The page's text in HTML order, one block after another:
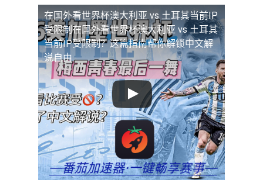
在国外看世界杯澳大利亚 vs 土耳其当前IP
受限制在国外看世界杯澳大利亚 vs 土耳其
当前IP受限制？这篇指南帮你解锁中文解
说自由